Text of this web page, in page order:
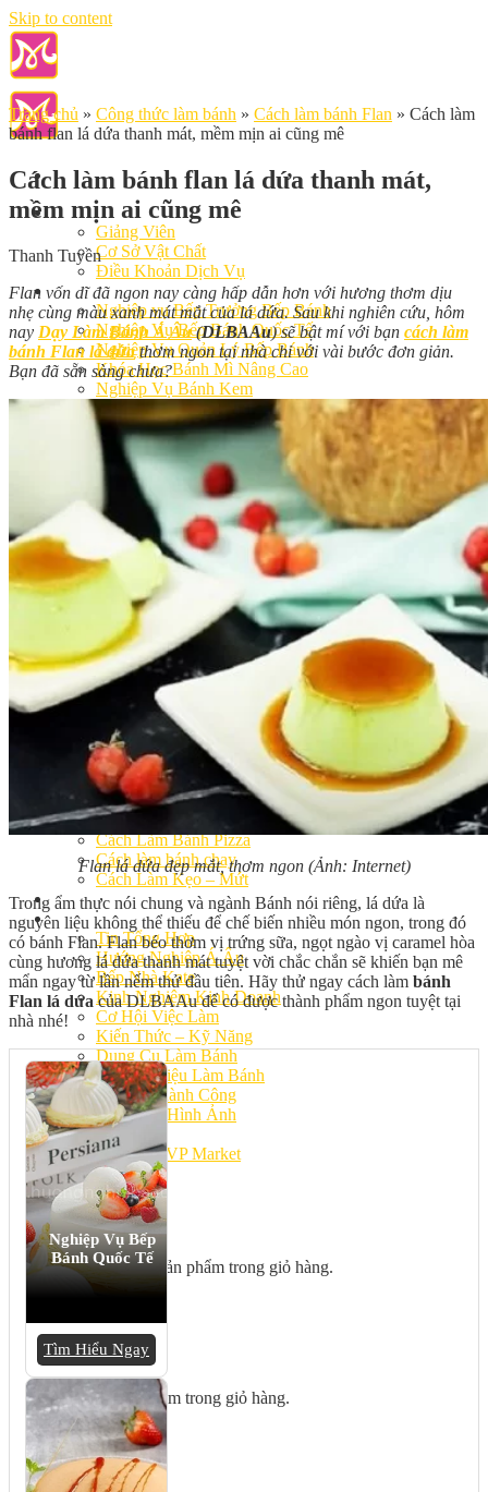
Skip to content
Giới Thiệu
Giảng Viên
Cơ Sở Vật Chất
Điều Khoản Dịch Vụ
Học Làm Bánh
Nghiệp vụ Bếp Trưởng Bếp Bánh
Nghiệp Vụ Bếp Bánh Quốc Tế
Nghiệp Vụ Quản Lý Bếp Bánh
Khóa Học Bánh Mì Nâng Cao
Nghiệp Vụ Bánh Kem
Khóa Học Làm Bánh Việt
Khóa Học Làm Bánh Nhật
Khóa Học Bánh Đài Loan
Học Làm Bánh Ngắn Hạn
Khóa Học Bánh Kinh Doanh
Khóa Học Handmade Mini Cake
Master Class
Chuyên Đề
Khai Giảng
Lịch học – Lịch thi
Đăng Ký Học
Công Thức
Cách Làm Bánh Việt
Cách Làm Bánh Âu
Cách Làm Bánh Kem
Cách Làm Bánh Mì
Cách Làm Bánh Trung Thu
Cách Làm Bánh Flan
Cách Làm Bánh Bao
Cách Làm Bánh Bông Lan
Cách Làm Bánh Su Kem
Cách làm bánh CupCake
Cách Làm Bánh Pizza
Cách làm bánh chay
Cách Làm Kẹo – Mứt
Video
Tin tức
Tin Tổng Hợp
Hướng Nghiệp Á Âu
Bếp Nhà Kate
Kinh Nghiệm Kinh Doanh
Cơ Hội Việc Làm
Kiến Thức – Kỹ Năng
Dụng Cụ Làm Bánh
Nguyên Liệu Làm Bánh
Gương Thành Công
Thư Viện Hình Ảnh
Hỏi Đáp
Siêu thị ĐVP Market
Việc Làm
Chưa có sản phẩm trong giỏ hàng.
Giỏ hàng
Chưa có sản phẩm trong giỏ hàng.
Trang chủ » Công thức làm bánh » Cách làm bánh Flan » Cách làm
bánh flan lá dứa thanh mát, mềm mịn ai cũng mê
Cách làm bánh flan lá dứa thanh mát,
mềm mịn ai cũng mê
Thanh Tuyền
Flan vốn dĩ đã ngon nay càng hấp dẫn hơn với hương thơm dịu
nhẹ cùng màu xanh mát mắt của lá dứa. Sau khi nghiên cứu, hôm
nay Dạy Làm Bánh Á Âu(DLBAAu) sẽ bật mí với bạn cách làm
bánh Flan lá dứathơm ngon tại nhà chỉ với vài bước đơn giản.
Bạn đã sẵn sàng chưa?
Flan lá dứa đẹp mắt, thơm ngon (Ảnh: Internet)
Trong ẩm thực nói chung và ngành Bánh nói riêng, lá dứa là
nguyên liệu không thể thiếu để chế biến nhiều món ngon, trong đó
có bánh Flan. Flan béo thơm vị trứng sữa, ngọt ngào vị caramel hòa
cùng hương lá dứa thanh mát tuyệt vời chắc chắn sẽ khiến bạn mê
mẩn ngay từ lần nếm thử đầu tiên. Hãy thử ngay cách làm bánh
Flan lá dứacủa DLBAAu để có được thành phẩm ngon tuyệt tại
nhà nhé!
Nghiệp Vụ Bếp
Bánh Quốc Tế
Tìm Hiểu Ngay